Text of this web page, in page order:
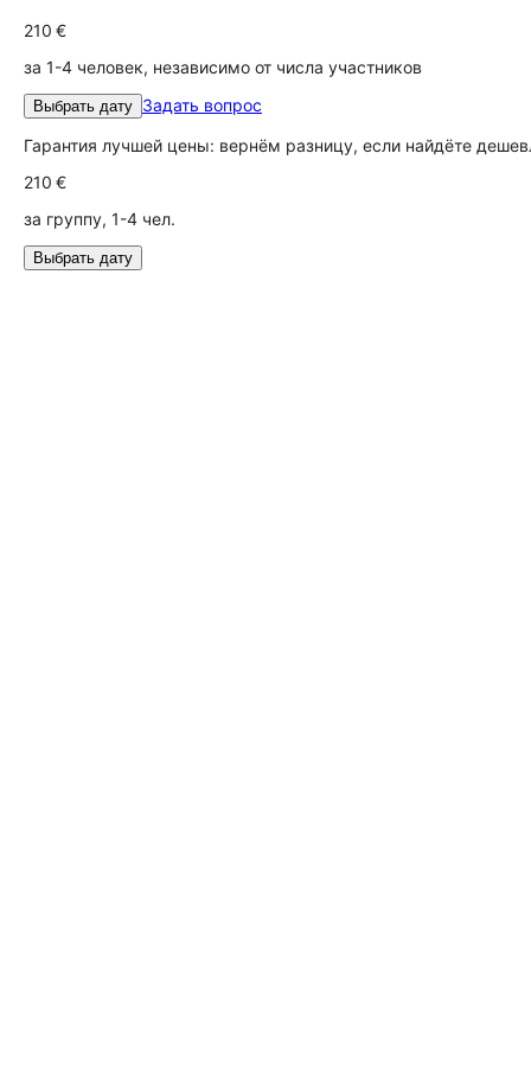
210 €
за 1-4 человек, независимо от числа участников
Выбрать дату Задать вопрос
Гарантия лучшей цены: вернём разницу, если найдёте
210 €
за группу, 1-4 чел.
Выбрать дату